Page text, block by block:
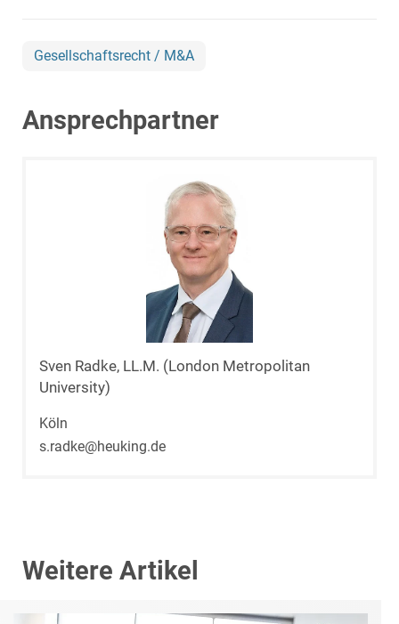
Gesellschaftsrecht / M&A
Ansprechpartner
Sven Radke, LL.M. (London Metropolitan
University)
Köln
s.radke@heuking.de
Weitere Artikel